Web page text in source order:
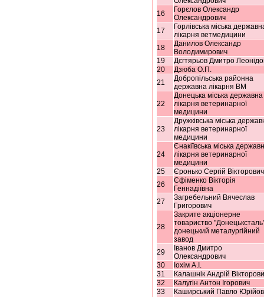
16
Горєлов Олександр
Олександрович
17
Горлівська міська
лікарня ветмедицини
18
Данилов Олександр
Володимирович
19
Дєгтярьов Дмитро
20
Дзюба О.П.
21
Добропільська районна
державна лікарня ВМ
22
Донецька міська державна
лікарня ветеринарної
медицини
23
Дружківська міська
лікарня ветеринарної
медицини
24
Єнакіївська міська
лікарня ветеринарної
медицини
25
Єронько Сергій Вікторович
26
Єфіменко Вікторія
Геннадіївна
27
Загребельний Вячеслав
Григорович
28
Закрите акціонерне
товариство
донецький металургійний
завод
29
Іванов Дмитро
Олександрович
30
Іохім А.І.
31
Калашнік Андрій
32
Калугін Антон Ігорович
33
Каширський Павло